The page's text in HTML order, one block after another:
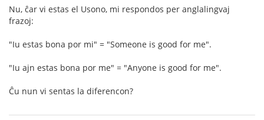
Nu, ĉar vi estas el Usono, mi respondos per anglalingvaj
frazoj:
"Iu estas bona por mi" = "Someone is good for me".
"Iu ajn estas bona por me" = "Anyone is good for me".
Ĉu nun vi sentas la diferencon?